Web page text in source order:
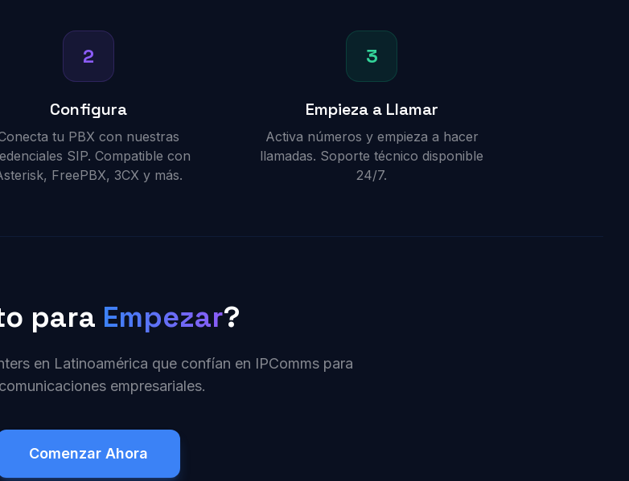
2
Configura
tu PBX con nuestras
SIP. Compatible con
FreePBX, 3CX y más.
3
Empieza a Llamar
Activa números y empieza a hacer
llamadas. Soporte técnico disponible
24/7.
para Empezar?
en Latinoamérica que confían en IPComms para
empresariales.
Comenzar Ahora